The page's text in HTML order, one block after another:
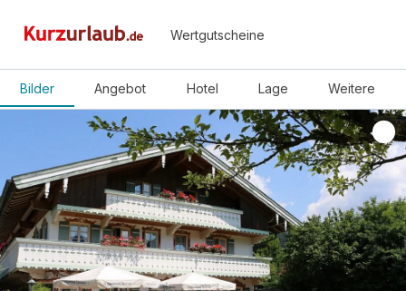
Wertgutscheine
Bilder Angebot Hotel Lage Weitere